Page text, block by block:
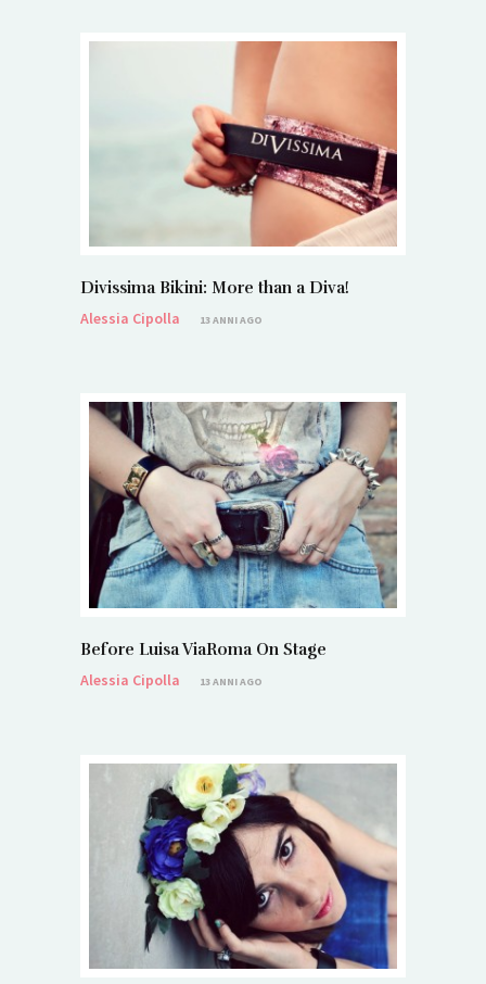
Divissima Bikini: More than a Diva!
Alessia Cipolla
13 ANNI AGO
Before Luisa ViaRoma On Stage
Alessia Cipolla
13 ANNI AGO